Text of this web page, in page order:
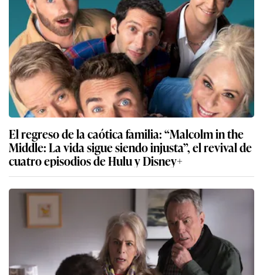
El regreso de la caótica familia: “Malcolm in the
Middle: La vida sigue siendo injusta”, el revival de
cuatro episodios de Hulu y Disney+